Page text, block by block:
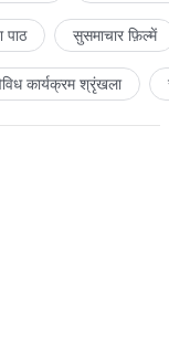
सुसमाचार फ़िल्में
कार्यक्रम श्रृंखला